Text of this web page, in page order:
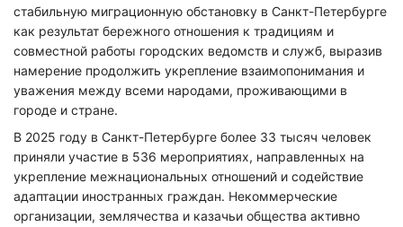
стабильную миграционную обстановку в Санкт-Петербурге
как результат бережного отношения к традициям и
совместной работы городских ведомств и служб, выразив
намерение продолжить укрепление взаимопонимания и
уважения между всеми народами, проживающими в
городе и стране.
В 2025 году в Санкт-Петербурге более 33 тысяч человек
приняли участие в 536 мероприятиях, направленных на
укрепление межнациональных отношений и содействие
адаптации иностранных граждан. Некоммерческие
организации, землячества и казачьи общества активно